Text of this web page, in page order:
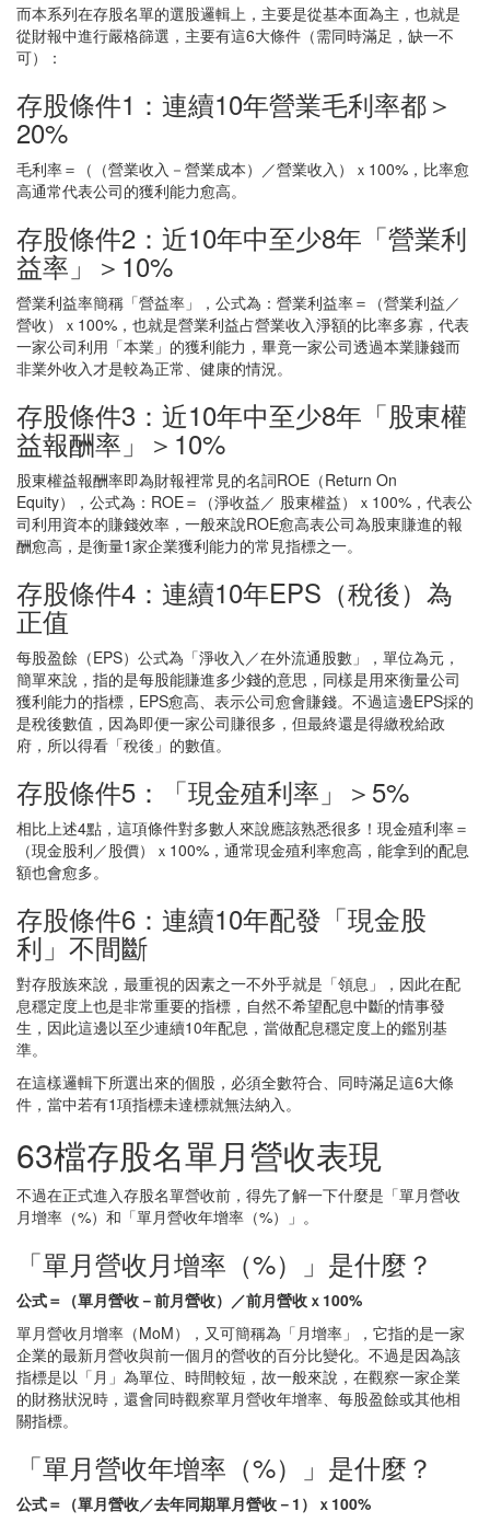
而本系列在存股名單的選股邏輯上，主要是從基本面為主，也就是
從財報中進行嚴格篩選，主要有這6大條件（需同時滿足，缺一不
可）：
存股條件1：連續10年營業毛利率都＞
20%
毛利率＝（（營業收入－營業成本）／營業收入）ｘ100%，比率愈
高通常代表公司的獲利能力愈高。
存股條件2：近10年中至少8年「營業利
益率」＞10%
營業利益率簡稱「營益率」，公式為：營業利益率＝（營業利益／
營收）ｘ100%，也就是營業利益占營業收入淨額的比率多寡，代表
一家公司利用「本業」的獲利能力，畢竟一家公司透過本業賺錢而
非業外收入才是較為正常、健康的情況。
存股條件3：近10年中至少8年「股東權
益報酬率」＞10%
股東權益報酬率即為財報裡常見的名詞ROE（Return On
Equity），公式為：ROE＝（淨收益／ 股東權益）ｘ100%，代表公
司利用資本的賺錢效率，一般來說ROE愈高表公司為股東賺進的報
酬愈高，是衡量1家企業獲利能力的常見指標之一。
存股條件4：連續10年EPS（稅後）為
正值
每股盈餘（EPS）公式為「淨收入／在外流通股數」，單位為元，
簡單來說，指的是每股能賺進多少錢的意思，同樣是用來衡量公司
獲利能力的指標，EPS愈高、表示公司愈會賺錢。不過這邊EPS採的
是稅後數值，因為即便一家公司賺很多，但最終還是得繳稅給政
府，所以得看「稅後」的數值。
存股條件5：「現金殖利率」＞5%
相比上述4點，這項條件對多數人來說應該熟悉很多！現金殖利率＝
（現金股利／股價）ｘ100%，通常現金殖利率愈高，能拿到的配息
額也會愈多。
存股條件6：連續10年配發「現金股
利」不間斷
對存股族來說，最重視的因素之一不外乎就是「領息」，因此在配
息穩定度上也是非常重要的指標，自然不希望配息中斷的情事發
生，因此這邊以至少連續10年配息，當做配息穩定度上的鑑別基
準。
在這樣邏輯下所選出來的個股，必須全數符合、同時滿足這6大條
件，當中若有1項指標未達標就無法納入。
63檔存股名單月營收表現
不過在正式進入存股名單營收前，得先了解一下什麼是「單月營收
月增率（%）和「單月營收年增率（%）」。
「單月營收月增率（%）」是什麼？
公式＝（單月營收－前月營收）／前月營收ｘ100%
單月營收月增率（MoM），又可簡稱為「月增率」，它指的是一家
企業的最新月營收與前一個月的營收的百分比變化。不過是因為該
指標是以「月」為單位、時間較短，故一般來說，在觀察一家企業
的財務狀況時，還會同時觀察單月營收年增率、每股盈餘或其他相
關指標。
「單月營收年增率（%）」是什麼？
公式＝（單月營收／去年同期單月營收－1）ｘ100%